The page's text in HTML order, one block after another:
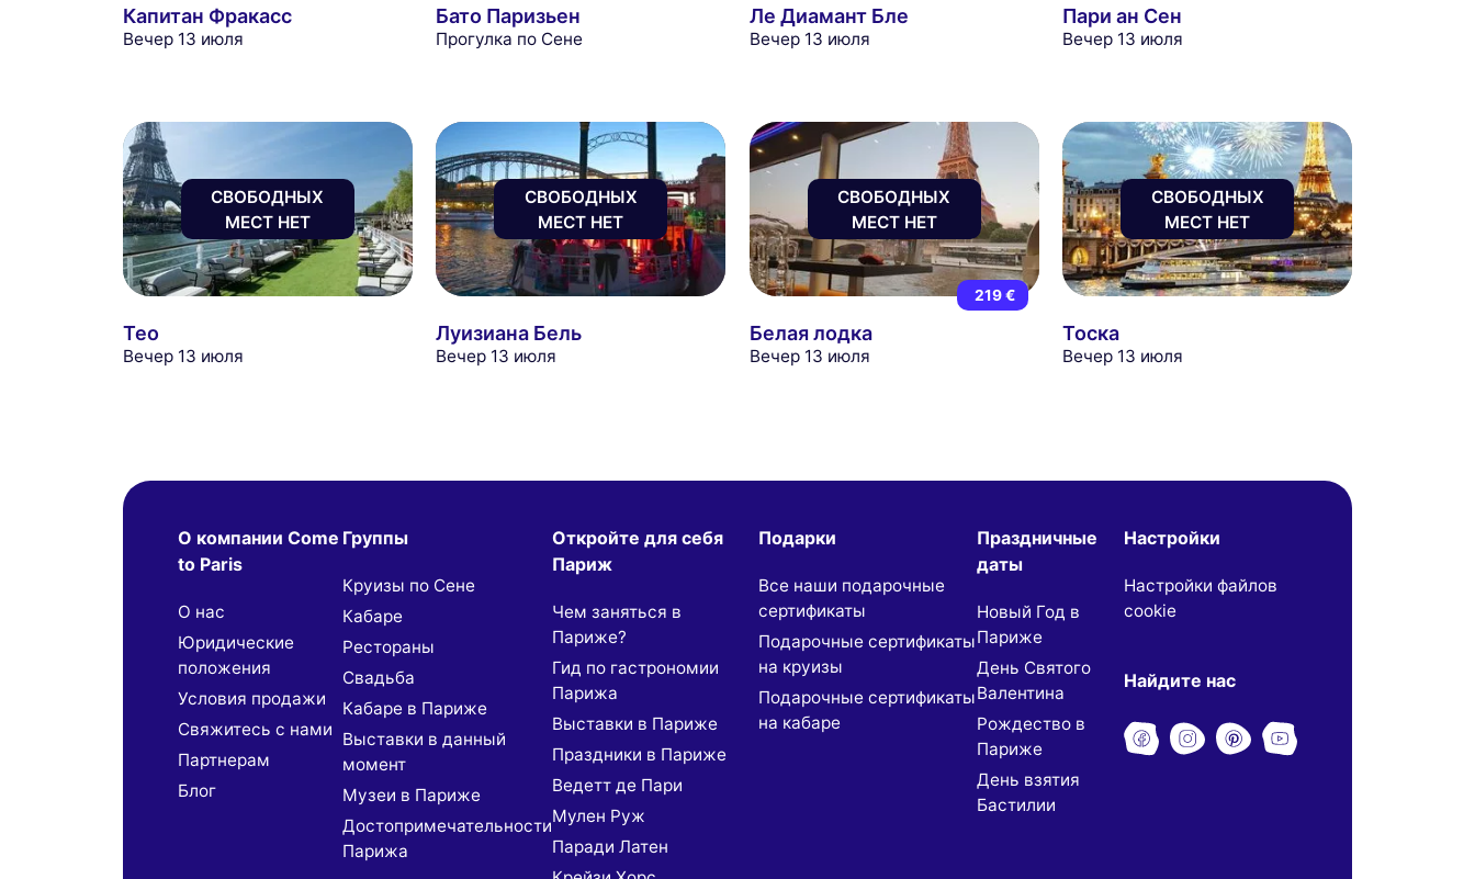
Капитан Фракасс
Вечер 13 июля
Бато Паризьен
Прогулка по Сене
Ле Диамант Бле
Вечер 13 июля
Пари ан Сен
Вечер 13 июля
СВОБОДНЫХ
МЕСТ НЕТ
Тео
Вечер 13 июля
СВОБОДНЫХ
МЕСТ НЕТ
Луизиана Бель
Вечер 13 июля
СВОБОДНЫХ
МЕСТ НЕТ
219 €
Белая лодка
Вечер 13 июля
СВОБОДНЫХ
МЕСТ НЕТ
Тоска
Вечер 13 июля
О компании Come
to Paris
О нас
Юридические
положения
Условия продажи
Свяжитесь с нами
Партнерaм
Блог
Группы
Круизы по Сене
Кабаре
Рестораны
Свадьба
Кабаре в Париже
Выставки в данный
момент
Музеи в Париже
Достопримечательности
Парижа
Откройте для себя
Париж
Чем заняться в
Париже?
Гид по гастрономии
Парижа
Выставки в Париже
Праздники в Париже
Ведетт де Пари
Мулен Руж
Паради Латен
Подарки
Все наши подарочные
сертификаты
Подарочные сертификаты
на круизы
Подарочные сертификаты
на кабаре
Праздничные
даты
Новый Год в
Париже
День Святого
Валентина
Рождество в
Париже
День взятия
Бастилии
Настройки
Настройки файлов
cookie
Найдите нас